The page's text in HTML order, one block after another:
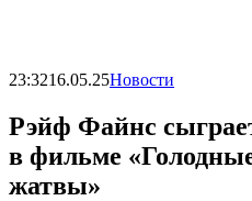
23:3216.05.25Новости
Рэйф Файнс
в фильме
жатвы»